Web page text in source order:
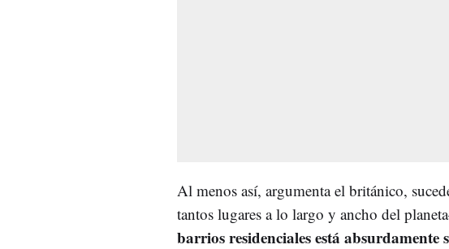
Al menos así, argumenta el británico,
tantos lugares a lo largo y ancho del
barrios residenciales está absurdamente